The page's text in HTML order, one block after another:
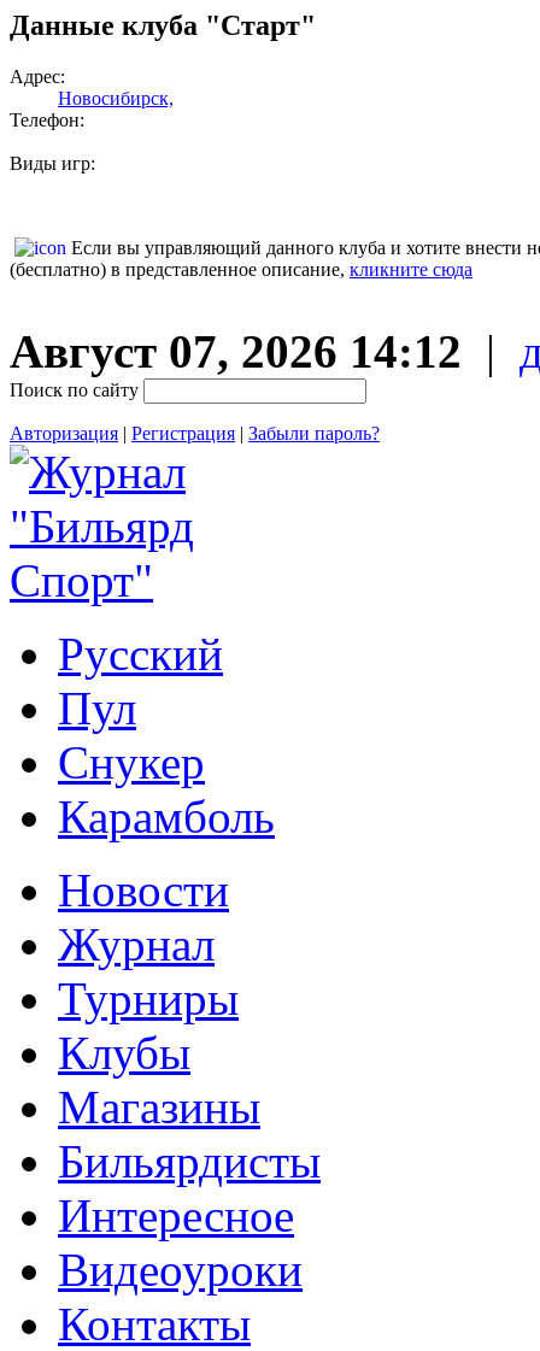
Данные клуба "Старт"
Адрес:
Новосибирск,
Телефон:
Виды игр:
Если вы управляющий данного клуба и хотите внести
(бесплатно) в представленное описание, кликните сюда
Август 07, 2026 14:12 |
Поиск по сайту
Авторизация | Регистрация | Забыли пароль?
Русский
Пул
Снукер
Карамболь
Новости
Журнал
Турниры
Клубы
Магазины
Бильярдисты
Интересное
Видеоуроки
Контакты